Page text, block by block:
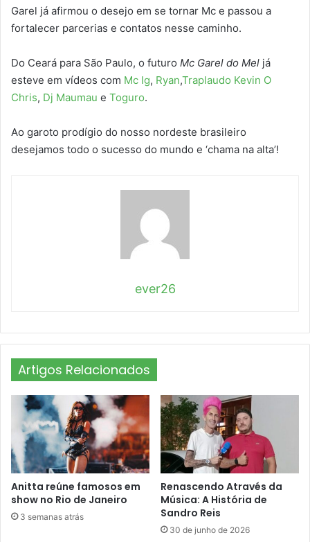
Garel já afirmou o desejo em se tornar Mc e passou a
fortalecer parcerias e contatos nesse caminho.
Do Ceará para São Paulo, o futuro Mc Garel do Mel já
esteve em vídeos com Mc Ig, Ryan,Traplaudo Kevin O
Chris, Dj Maumau e Toguro.
Ao garoto prodígio do nosso nordeste brasileiro
desejamos todo o sucesso do mundo e ‘chama na alta’!
ever26
Artigos Relacionados
Anitta reúne famosos em
show no Rio de Janeiro
3 semanas atrás
Renascendo Através da
Música: A História de
Sandro Reis
30 de junho de 2026